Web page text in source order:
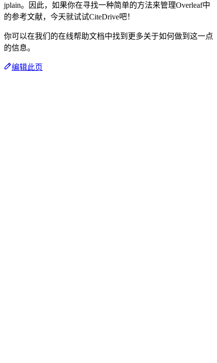
jplain。因此，如果你在寻找一种简单的方法来管理Overleaf中
的参考文献，今天就试试CiteDrive吧！
你可以在我们的在线帮助文档中找到更多关于如何做到这一点
的信息。
编辑此页